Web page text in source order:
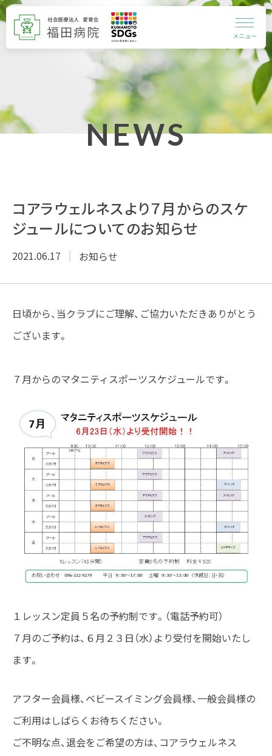
メニュー
NEWS
コアラウェルネスより７月からのスケ
ジュールについてのお知らせ
2021.06.17 お知らせ
日頃から、当クラブにご理解、ご協力いただきありがとう
ございます。
７月からのマタニティスポーツスケジュールです。
１レッスン定員５名の予約制です。（電話予約可）
７月のご予約は、６月２３日（水）より受付を開始いたし
ます。
アフター会員様、ベビースイミング会員様、一般会員様の
ご利用はしばらくお待ちください。
ご不明な点、退会をご希望の方は、コアラウェルネス